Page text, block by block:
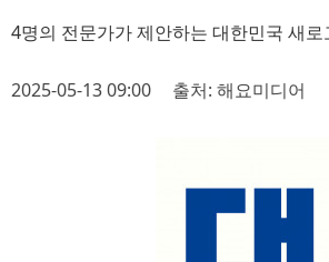
4명의 전문가가 제안하는 대한민국 새
2025-05-13 09:00 출처: 해요미디어